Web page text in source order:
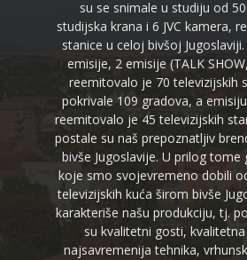
su se snimale u studiju od
studijska krana i 6 JVC kamera,
stanice u celoj bivšoj
emisije, 2 emisije (TALK
reemitovalo je 70 televizijskih
pokrivale 109 gradova, a
reemitovalo je 45 televizijskih
postale su naš prepoznatljiv
bivše Jugoslavije. U prilog tome
koje smo svojevremeno dobili
televizijskih kuća širom bivše
karakteriše našu produkciju, tj.
su kvalitetni gosti,
najsavremenija tehnika,